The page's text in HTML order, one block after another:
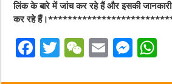
लिंक के बारे में जांच कर रहे हैं और इसकी
कर रहे
F
T
W E
M